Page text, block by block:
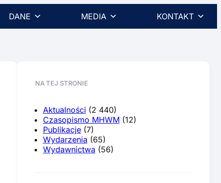
DANE MEDIA KONTAKT
NA TEJ STRONIE
Aktualności (2 440)
Czasopismo MHWM (12)
Publikacje(7)
Wydarzenia (65)
Wydawnictwa (56)